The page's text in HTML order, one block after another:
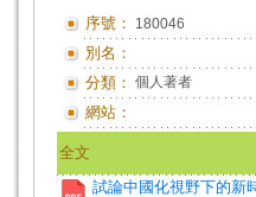
序號： 180046
別名：
分類： 個人著者
網站：
全文
試論中國化視野下的新